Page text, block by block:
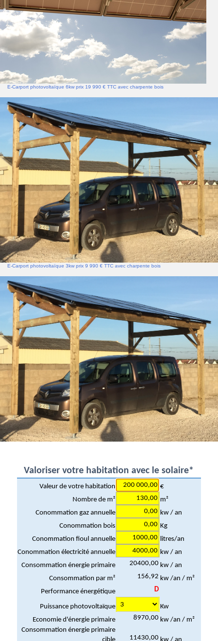
E-Carport photovoltaïque 6kw prix 19 990 € TTC avec charpente bois
E-Carport photovoltaïque 3kw prix 9 990 € TTC avec charpente bois